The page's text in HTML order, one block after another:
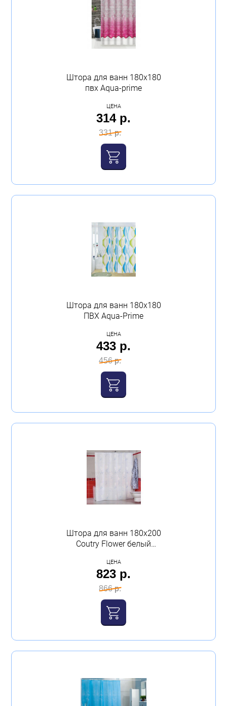
Штора для ванн 180х180
пвх Аqua-prime
ЦЕНА
314 р.
331 р.
Штора для ванн 180х180
ПВХ Aqua-Prime
ЦЕНА
433 р.
456 р.
Штора для ванн 180х200
Coutry Flower белый
ЦЕНА
823 р.
866 р.